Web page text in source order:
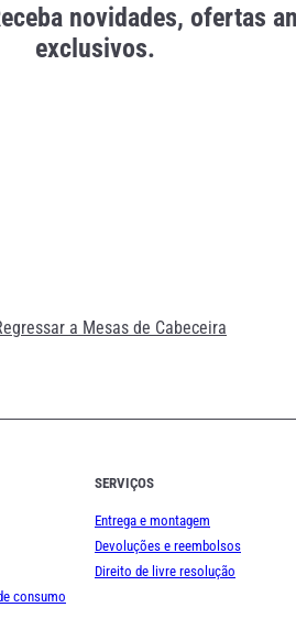
novidades, ofertas
exclusivos.
a Mesas de Cabeceira
consumo
SERVIÇOS
Entrega e montagem
Devoluções e reembolsos
Direito de livre resolução